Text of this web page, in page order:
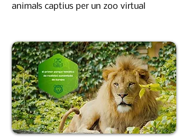
animals captius per un zoo virtual